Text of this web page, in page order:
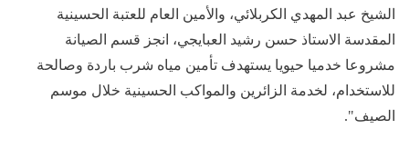
الشيخ عبد المهدي الكربلائي، والأمين العام للعتبة الحسينية
المقدسة الاستاذ حسن رشيد العبايجي، انجز قسم الصيانة
مشروعا خدميا حيويا يستهدف تأمين مياه شرب باردة وصالحة
للاستخدام، لخدمة الزائرين والمواكب الحسينية خلال موسم
الصيف".